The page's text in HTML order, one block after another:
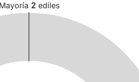
Mayoría 2 ediles